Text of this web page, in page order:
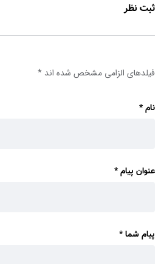
ثبت نظر
فیلدهای الزامی مشخص شده اند *
نام*
عنوان پیام*
پیام شما*